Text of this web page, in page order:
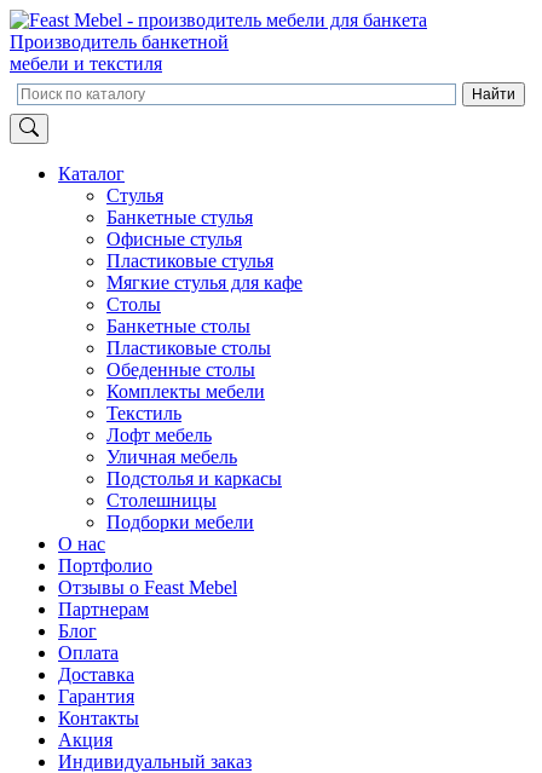
Производитель банкетной
мебели и текстиля
Каталог
Стулья
Банкетные стулья
Офисные стулья
Пластиковые стулья
Мягкие стулья для кафе
Столы
Банкетные столы
Пластиковые столы
Обеденные столы
Комплекты мебели
Текстиль
Лофт мебель
Уличная мебель
Подстолья и каркасы
Столешницы
Подборки мебели
О нас
Портфолио
Отзывы о Feast Mebel
Партнерам
Блог
Оплата
Доставка
Гарантия
Контакты
Акция
Индивидуальный заказ